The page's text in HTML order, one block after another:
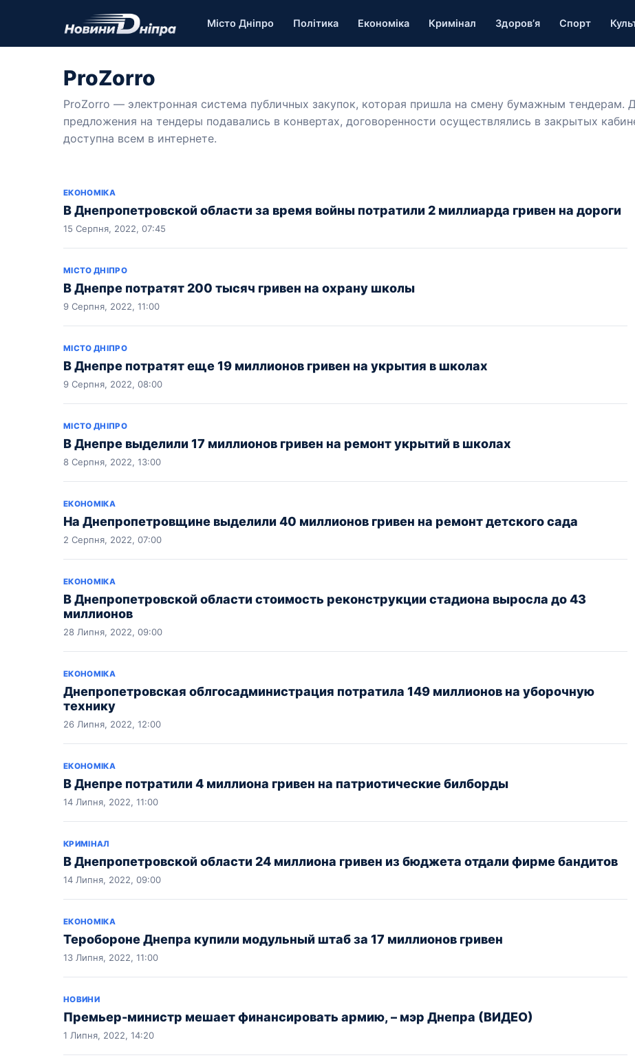
Місто Дніпро Політика Економіка Кримінал Здоров’я Спорт
ProZorro
ProZorro — электронная система публичных закупок, которая пришла на смену бумажным тендерам.
предложения на тендеры подавались в конвертах, договоренности осуществлялись в закрытых
доступна всем в интернете.
ЕКОНОМІКА
В Днепропетровской области за время войны потратили 2 миллиарда гривен на дороги
15 Серпня, 2022, 07:45
МІСТО ДНІПРО
В Днепре потратят 200 тысяч гривен на охрану школы
9 Серпня, 2022, 11:00
МІСТО ДНІПРО
В Днепре потратят еще 19 миллионов гривен на укрытия в школах
9 Серпня, 2022, 08:00
МІСТО ДНІПРО
В Днепре выделили 17 миллионов гривен на ремонт укрытий в школах
8 Серпня, 2022, 13:00
ЕКОНОМІКА
На Днепропетровщине выделили 40 миллионов гривен на ремонт детского сада
2 Серпня, 2022, 07:00
ЕКОНОМІКА
В Днепропетровской области стоимость реконструкции стадиона выросла до 43
миллионов
28 Липня, 2022, 09:00
ЕКОНОМІКА
Днепропетровская облгосадминистрация потратила 149 миллионов на уборочную
технику
26 Липня, 2022, 12:00
ЕКОНОМІКА
В Днепре потратили 4 миллиона гривен на патриотические билборды
14 Липня, 2022, 11:00
КРИМІНАЛ
В Днепропетровской области 24 миллиона гривен из бюджета отдали фирме бандитов
14 Липня, 2022, 09:00
ЕКОНОМІКА
Теробороне Днепра купили модульный штаб за 17 миллионов гривен
13 Липня, 2022, 11:00
НОВИНИ
Премьер-министр мешает финансировать армию, – мэр Днепра (ВИДЕО)
1 Липня, 2022, 14:20